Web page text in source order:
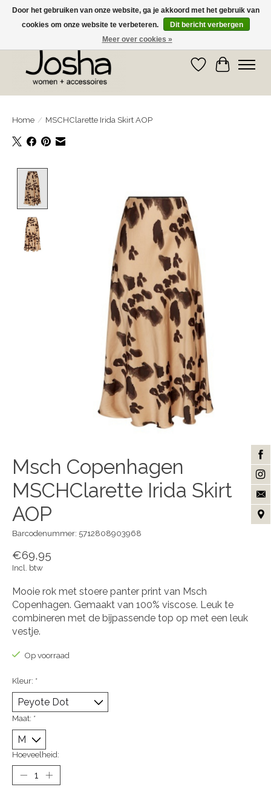
GRATIS OPHALEN IN DE WINKEL EN GRATIS VERZENDING VANAF € 75,00
Verlanglijst
Home / MSCHClarette Irida Skirt AOP
Msch Copenhagen
MSCHClarette Irida Skirt
AOP
Barcodenummer: 5712808903968
€69,95
Incl. btw
Mooie rok met stoere panter print van Msch
Copenhagen. Gemaakt van 100% viscose. Leuk te
combineren met de bijpassende top op met een leuk
vestje.
Op voorraad
Kleur: *
Maat: *
Hoeveelheid:
Door het gebruiken van onze website, ga je akkoord met het gebruik van
cookies om onze website te verbeteren.
Dit bericht verbergen
Meer over cookies »